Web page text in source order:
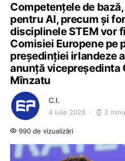
Competențele de
pentru AI, precum și
disciplinele STEM vor
Comisiei Europene pe
președinției irlandeze
anunță vicepreședinta
Mînzatu
C.I.
4 iulie 2026 2
990 de vizualizări